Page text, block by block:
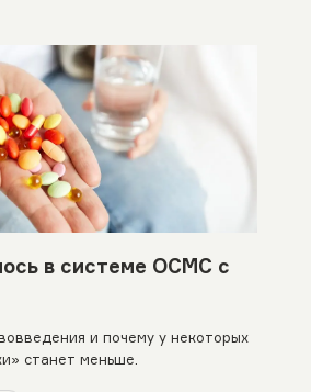
в системе ОСМС с
и почему у некоторых
станет меньше.